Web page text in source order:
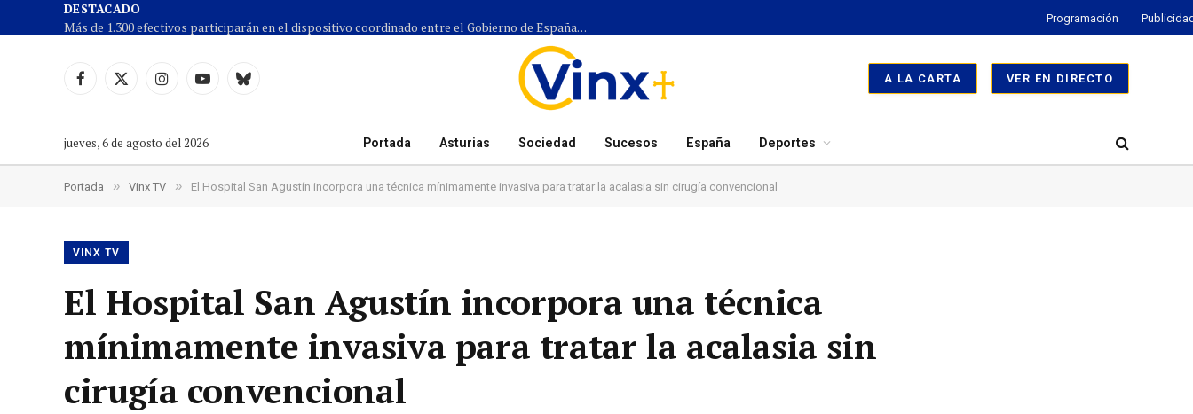
DESTACADO
Más de 1.300 efectivos participarán en el dispositivo coordinado entre el Gobierno de España, el Principado de Asturias y los ayuntamientos para el eclipse del 12 de agosto
Programación
Facebook
X
InstagramYouTubeCielo
A LA CARTA VER EN DIRECTO
jueves, 6 de agosto del 2026 Portada Asturias Sociedad Sucesos España Deportes
Portada » Vinx TV » El Hospital San Agustín incorpora una técnica mínimamente invasiva para tratar la acalasia sin cirugía convencional
VINX TV
El Hospital San Agustín incorpora una técnica
mínimamente invasiva para tratar la acalasia sin
cirugía convencional